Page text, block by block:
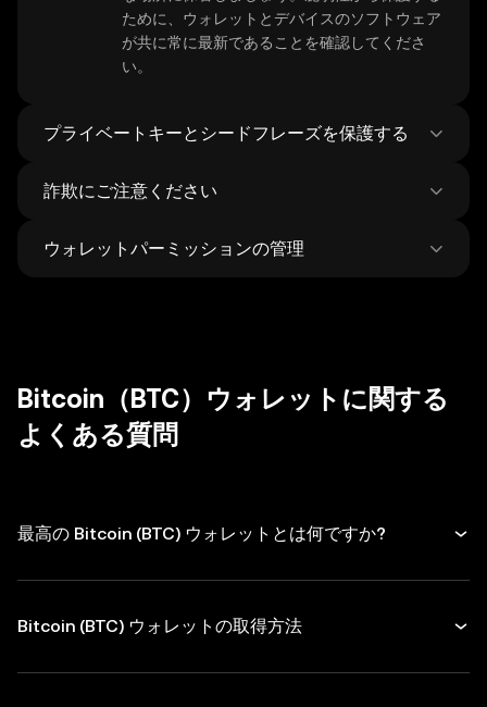
ために、ウォレットとデバイスのソフトウェア
が共に常に最新であることを確認してくださ
い。
プライベートキーとシードフレーズを保護する
Bitcoin のプライベートキー
やリカバリーフレ
密情報のスクリーンショットやデジタル保存は
詐欺にご注意ください
お客様の Bitcoin ウォレット
を狙ったフィッシ
ウォレットパーミッションの管理
レスを確認してください
Bitcoin（BTC）ウォレットに関する
よくある質問
最高の Bitcoin (BTC) ウォレットとは何ですか?
Bitcoin (BTC) ウォレットの取得方法